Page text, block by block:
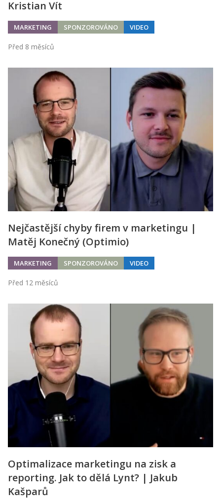
Kristian Vít
MARKETING SPONZOROVÁNO VIDEO
Před 8 měsíců
Nejčastější chyby firem v marketingu |
Matěj Konečný (Optimio)
MARKETING SPONZOROVÁNO VIDEO
Před 12 měsíců
Optimalizace marketingu na zisk a
reporting. Jak to dělá Lynt? | Jakub
Kašparů